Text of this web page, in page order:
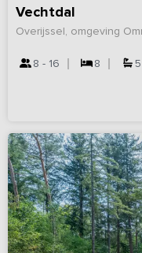
Vechtdal
Overijssel, omgeving
8 - 16 8 5